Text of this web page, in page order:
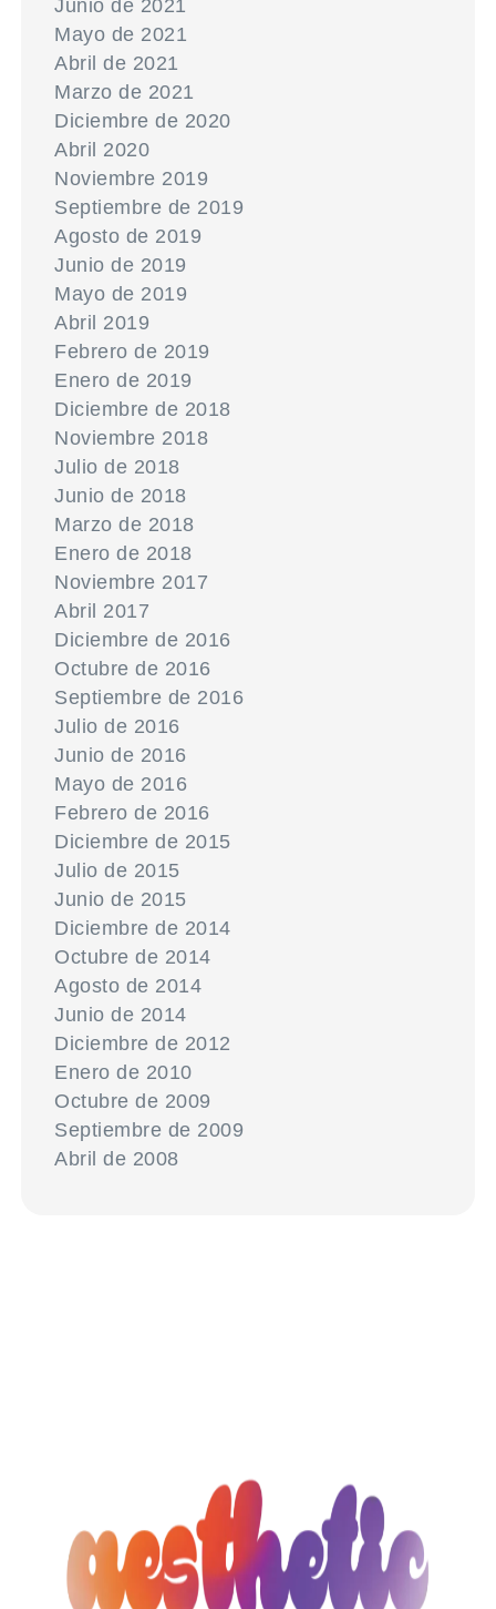
Junio de 2021
Mayo de 2021
Abril de 2021
Marzo de 2021
Diciembre de 2020
Abril 2020
Noviembre 2019
Septiembre de 2019
Agosto de 2019
Junio de 2019
Mayo de 2019
Abril 2019
Febrero de 2019
Enero de 2019
Diciembre de 2018
Noviembre 2018
Julio de 2018
Junio de 2018
Marzo de 2018
Enero de 2018
Noviembre 2017
Abril 2017
Diciembre de 2016
Octubre de 2016
Septiembre de 2016
Julio de 2016
Junio de 2016
Mayo de 2016
Febrero de 2016
Diciembre de 2015
Julio de 2015
Junio de 2015
Diciembre de 2014
Octubre de 2014
Agosto de 2014
Junio de 2014
Diciembre de 2012
Enero de 2010
Octubre de 2009
Septiembre de 2009
Abril de 2008